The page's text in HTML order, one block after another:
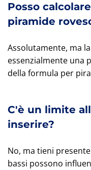
Posso
piramide
Assolutamente, ma
essenzialmente una
della formula per
C'è un limite
inserire?
No, ma tieni
bassi possono